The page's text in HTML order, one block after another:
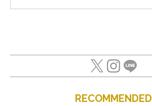
RECOMMENDED